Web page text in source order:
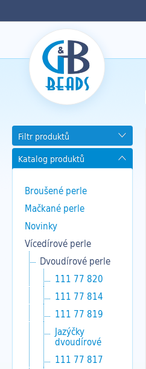
Filtr produktů
Katalog produktů
Broušené perle
Mačkané perle
Novinky
Vícedírové perle
Dvoudírové perle
111 77 820
111 77 814
111 77 819
Jazýčky
dvoudírové
111 77 817